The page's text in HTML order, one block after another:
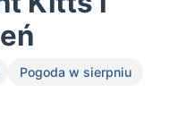
Pogoda w sierpniu